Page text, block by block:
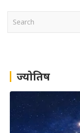
h ज्योतिष